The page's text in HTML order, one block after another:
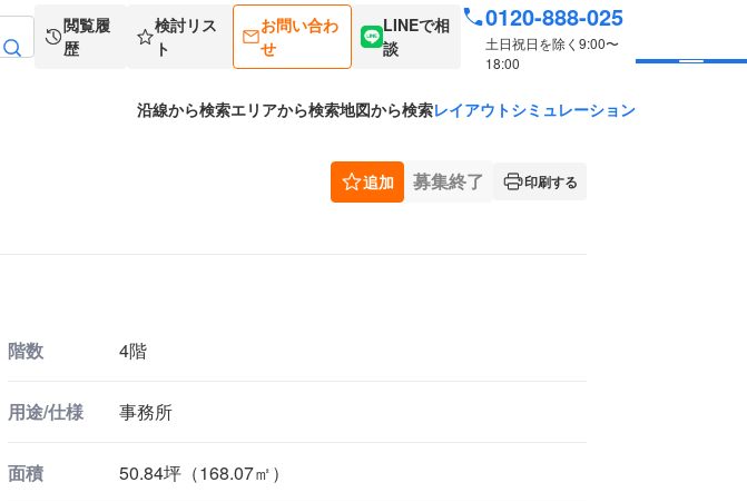
閲覧履
歴
検討リス
ト
お問い合わ
せ
LINEで相
談
0120-888-025
土日祝日を除く9:00〜
18:00
沿線から検索エリアから検索地図から検索レイアウトシミュレーション
追加 募集終了 印刷する
階数 4階
用途/仕様 事務所
面積 50.84坪（168.07㎡）